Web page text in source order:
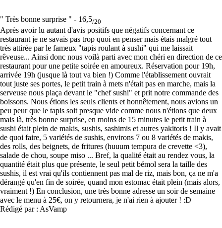
" Très bonne surprise " - 16,5/20
Après avoir lu autant d'avis positifs que négatifs concernant ce
restaurant je ne savais pas trop quoi en penser mais étais malgré tout
très attirée par le fameux "tapis roulant à sushi" qui me laissait
rêveuse... Ainsi donc nous voilà parti avec mon chéri en direction de ce
restaurant pour une petite soirée en amoureux. Réservation pour 19h,
arrivée 19h (jusque là tout va bien !) Comme l'établissement ouvrait
tout juste ses portes, le petit train à mets n'était pas en marche, mais la
serveuse nous plaça devant le "chef sushi" et prit notre commande des
boissons. Nous étions les seuls clients et honnêtement, nous avions un
peu peur que le tapis soit presque vide comme nous n'étions que deux
mais là, très bonne surprise, en moins de 15 minutes le petit train à
sushi était plein de makis, sushis, sashimis et autres yakitoris ! Il y avait
de quoi faire, 5 variétés de sushis, environs 7 ou 8 variétés de makis,
des rolls, des beignets, de fritures (huuum tempura de crevette <3),
salade de chou, soupe miso ... Bref, la qualité était au rendez vous, la
quantité était plus que présente, le seul petit bémol sera la taille des
sushis, il est vrai qu'ils contiennent pas mal de riz, mais bon, ça ne m'a
dérangé qu'en fin de soirée, quand mon estomac était plein (mais alors,
vraiment !) En conclusion, une très bonne adresse un soir de semaine
avec le menu à 25€, on y retournera, je n'ai rien à ajouter ! :D
Rédigé par : AsVamp